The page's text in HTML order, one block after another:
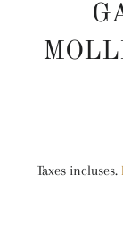
Taxes incluses.